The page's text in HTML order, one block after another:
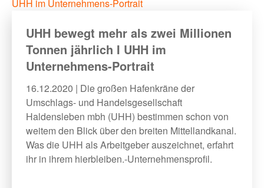
UHH bewegt mehr als zwei Millionen
Tonnen jährlich I UHH im
Unternehmens-Portrait
16.12.2020 | Die großen Hafenkräne der
Umschlags- und Handelsgesellschaft
Haldensleben mbh (UHH) bestimmen schon von
weitem den Blick über den breiten Mittellandkanal.
Was die UHH als Arbeitgeber auszeichnet, erfahrt
ihr in ihrem hierbleiben.-Unternehmensprofil.